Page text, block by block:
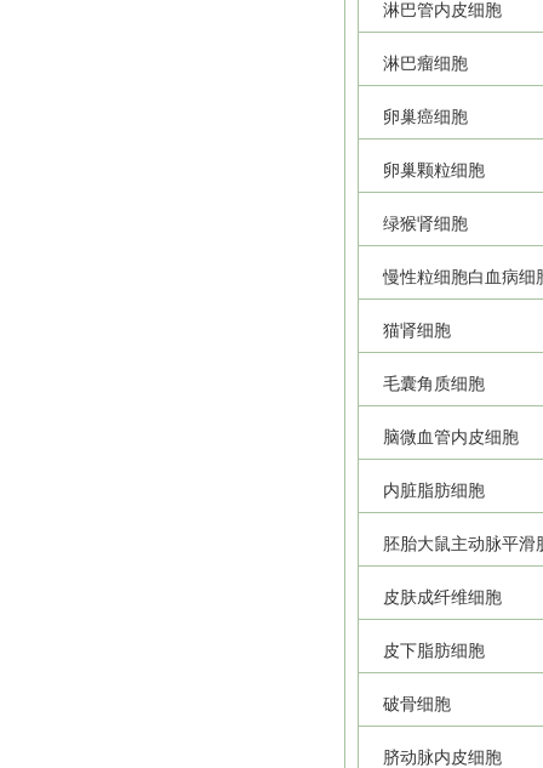
淋巴管内皮细胞
淋巴瘤细胞
卵巢癌细胞
卵巢颗粒细胞
绿猴肾细胞
慢性粒细胞白血病细
猫肾细胞
毛囊角质细胞
脑微血管内皮细胞
内脏脂肪细胞
胚胎大鼠主动脉平滑
皮肤成纤维细胞
皮下脂肪细胞
破骨细胞
脐动脉内皮细胞